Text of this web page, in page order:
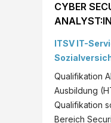
CYBER
ITSV IT-
Qualifikation
Ausbildung
Qualifikation
Bereich